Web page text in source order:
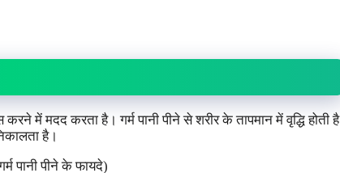
में मदद करता है। गर्म पानी पीने से शरीर के तापमान में वृद्धि होती है
है।